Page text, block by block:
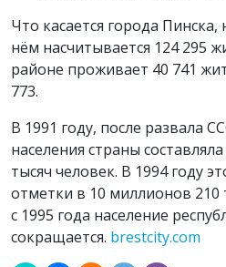
Что касается города Пинска,
нём насчитывается 124 295
районе проживает 40 741
773.
В 1991 году, после развала
населения страны
тысяч человек. В 1994 году
отметки в 10 миллионов 210
с 1995 года население
сокращается. brestcity.com